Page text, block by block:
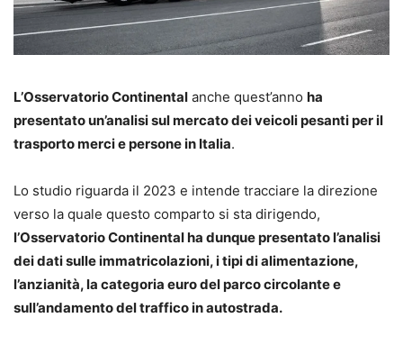
L’Osservatorio Continental anche quest’anno ha
presentato un’analisi sul mercato dei veicoli pesanti per il
trasporto merci e persone in Italia.
Lo studio riguarda il 2023 e intende tracciare la direzione
verso la quale questo comparto si sta dirigendo,
l’Osservatorio Continental ha dunque presentato l’analisi
dei dati sulle immatricolazioni, i tipi di alimentazione,
l’anzianità, la categoria euro del parco circolante e
sull’andamento del traffico in autostrada.